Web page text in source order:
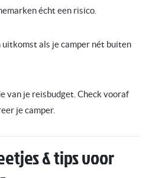
écht een risico.
uitkomst als je camper nét buiten
van je reisbudget. Check vooraf
je camper.
& tips voor